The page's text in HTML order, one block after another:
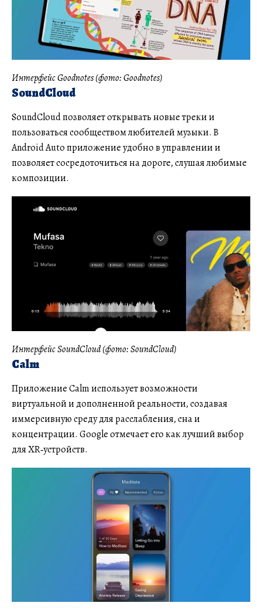
Интерфейс Goodnotes (фото: Goodnotes)
SoundCloud
SoundCloud позволяет открывать новые треки и
пользоваться сообществом любителей музыки. В
Android Auto приложение удобно в управлении и
позволяет сосредоточиться на дороге, слушая любимые
композиции.
Интерфейс SoundCloud (фото: SoundCloud)
Calm
Приложение Calm использует возможности
виртуальной и дополненной реальности, создавая
иммерсивную среду для расслабления, сна и
концентрации. Google отмечает его как лучший выбор
для XR‑устройств.